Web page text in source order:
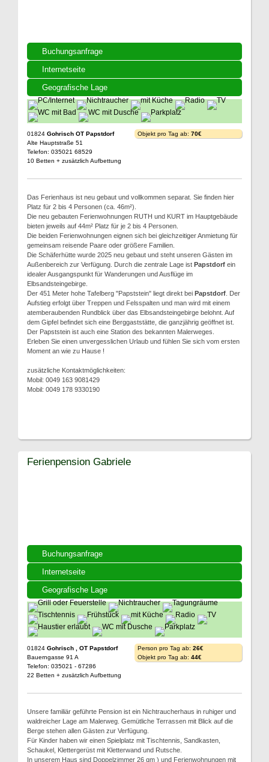
Buchungsanfrage
Internetseite
Geografische Lage
01824 Gohrisch OT Papstdorf
Alte Hauptstraße 51
Telefon: 035021 68529
10 Betten + zusätzlich Aufbettung
Objekt pro Tag ab: 70€
Das Ferienhaus ist neu gebaut und vollkommen separat. Sie finden hier
Platz für 2 bis 4 Personen (ca. 46m²).
Die neu gebauten Ferienwohnungen RUTH und KURT im Hauptgebäude
bieten jeweils auf 44m² Platz für je 2 bis 4 Personen.
Die beiden Ferienwohnungen eignen sich bei gleichzeitiger Anmietung für
gemeinsam reisende Paare oder größere Familien.
Die Schäferhütte wurde 2025 neu gebaut und steht unseren Gästen im
Außenbereich zur Verfügung. Durch die zentrale Lage ist Papstdorf ein
idealer Ausgangspunkt für Wanderungen und Ausflüge im
Elbsandsteingebirge.
Der 451 Meter hohe Tafelberg "Papststein" liegt direkt bei Papstdorf . Der
Aufstieg erfolgt über Treppen und Felsspalten und man wird mit einem
atemberaubenden Rundblick über das Elbsandsteingebirge belohnt. Auf
dem Gipfel befindet sich eine Berggaststätte, die ganzjährig geöffnet ist.
Der Papststein ist auch eine Station des bekannten Malerweges.
Erleben Sie einen unvergesslichen Urlaub und fühlen Sie sich vom ersten
Moment an wie zu Hause !
zusätzliche Kontaktmöglichkeiten:
Mobil: 0049 163 9081429
Mobil: 0049 178 9330190
Buchungsanfrage
Internetseite
Geografische Lage
Ferienpension Gabriele
01824 Gohrisch , OT Papstdorf
Bauerngasse 91 A
Telefon: 035021 - 67286
22 Betten + zusätzlich Aufbettung
Person pro Tag ab: 26€
Objekt pro Tag ab: 44€
Unsere familiär geführte Pension ist ein Nichtraucherhaus in ruhiger und
waldreicher Lage am Malerweg. Gemütliche Terrassen mit Blick auf die
Berge stehen allen Gästen zur Verfügung.
Für Kinder haben wir einen Spielplatz mit Tischtennis, Sandkasten,
Schaukel, Klettergerüst mit Kletterwand und Rutsche.
In unserem Haus sind Doppelzimmer 26 qm ) und Ferienwohnungen mit